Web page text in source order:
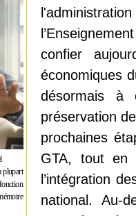
plupart
confier
économiques
désormais à
préservation
prochaines
GTA, tout en
l’intégration
national. Au-